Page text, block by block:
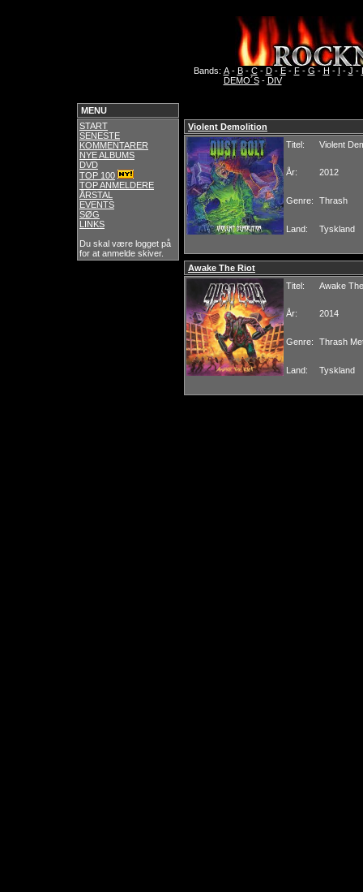
Bands: A- B- C- D- E- F- G - H - I - J -
DEMO´S- DIV
MENU
START
SENESTE
KOMMENTARER
NYE ALBUMS
DVD
TOP 100
TOP ANMELDERE
ÅRSTAL
EVENTS
SØG
LINKS
Du skal være logget på
for at anmelde skiver.
Violent Demolition
Titel:
Violent
År: 2012
Genre: Thrash
Land: Tyskland
Awake The Riot
Titel:
Awake
År: 2014
Genre: Thrash
Land: Tyskland